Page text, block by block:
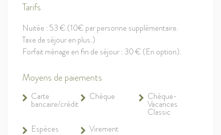
Tarifs
Nuitée : 53 € (10€ par personne supplémentaire.
Taxe de séjour en plus.)
Forfait ménage en fin de séjour : 30 € (En option).
Moyens de paiements
Carte
bancaire/crédit
Chèque Chèque-
Vacances
Classic
Espèces
Virement